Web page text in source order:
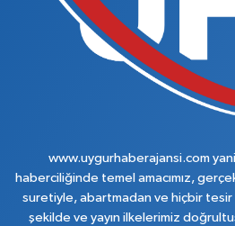
www.uygurhaberajansi.com
haberciliğinde temel amacımız,
suretiyle, abartmadan ve hiçbir tesir
şekilde ve yayın ilkelerimiz